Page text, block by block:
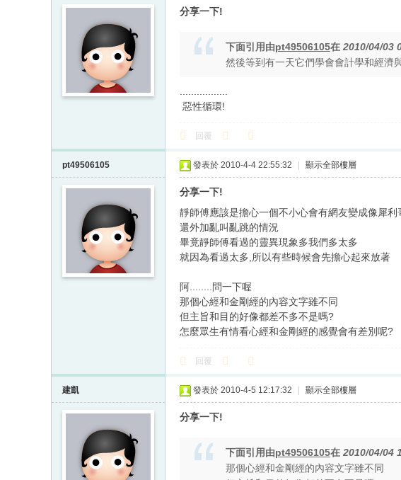
分享一下!
下面引用由pt49506105在 2010/04/03
然後等到有一天它們學會會計學和經濟
惡性循環!
回覆
pt49506105 發表於 2010-4-4 22:55:32 顯示全部樓層
分享一下!
靜師傅應該是擔心一個不小心會有網友變成像犀利
還外加亂叫亂跳的情況
畢竟靜師傅看過的靈異現象多我們多太多
就因為看過太多,所以有些時候會先擔心起來放著
阿........問一下喔
那個心經和金剛經的內容文字雖不同
但主旨和目的好像都差不多不是嗎?
怎麼眾生有情看心經和金剛經的感覺會有差別呢?
回覆
建凱 發表於 2010-4-5 12:17:32 顯示全部樓層
分享一下!
下面引用由pt49506105在 2010/04/04
那個心經和金剛經的內容文字雖不同